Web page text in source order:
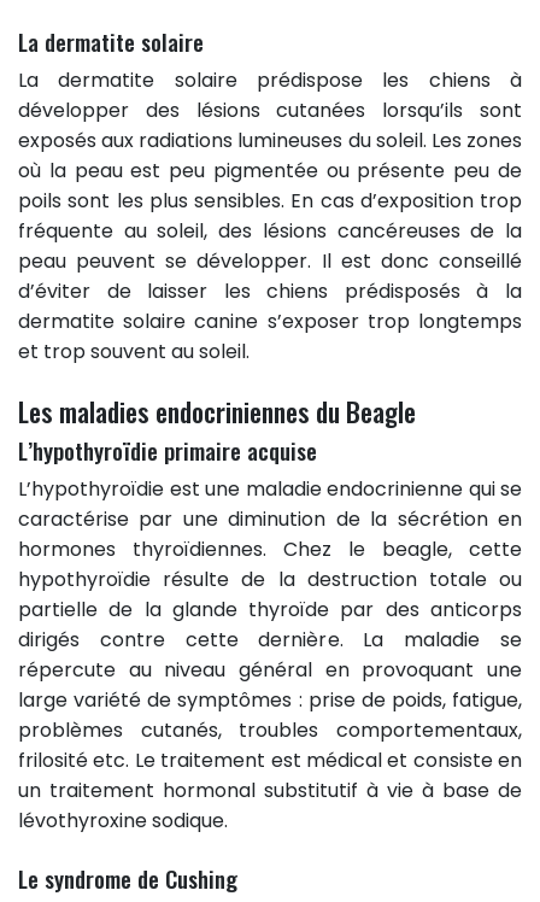
La dermatite solaire
La dermatite solaire prédispose les chiens à
développer des lésions cutanées lorsqu’ils sont
exposés aux radiations lumineuses du soleil. Les zones
où la peau est peu pigmentée ou présente peu de
poils sont les plus sensibles. En cas d’exposition trop
fréquente au soleil, des lésions cancéreuses de la
peau peuvent se développer. Il est donc conseillé
d’éviter de laisser les chiens prédisposés à la
dermatite solaire canine s’exposer trop longtemps
et trop souvent au soleil.
Les maladies endocriniennes du Beagle
L’hypothyroïdie primaire acquise
L’hypothyroïdie est une maladie endocrinienne qui se
caractérise par une diminution de la sécrétion en
hormones thyroïdiennes. Chez le beagle, cette
hypothyroïdie résulte de la destruction totale ou
partielle de la glande thyroïde par des anticorps
dirigés contre cette dernière. La maladie se
répercute au niveau général en provoquant une
large variété de symptômes : prise de poids, fatigue,
problèmes cutanés, troubles comportementaux,
frilosité etc. Le traitement est médical et consiste en
un traitement hormonal substitutif à vie à base de
lévothyroxine sodique.
Le syndrome de Cushing